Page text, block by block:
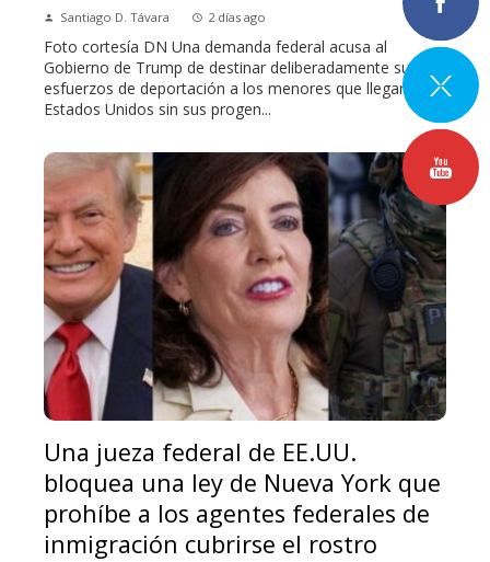
Santiago D. Távara 2 días ago
Foto cortesía DN Una demanda federal acusa al
Gobierno de Trump de destinar deliberadamente sus
esfuerzos de deportación a los menores que llegaron a
Estados Unidos sin sus progen...
Una jueza federal de EE.UU.
bloquea una ley de Nueva York que
prohíbe a los agentes federales de
inmigración cubrirse el rostro